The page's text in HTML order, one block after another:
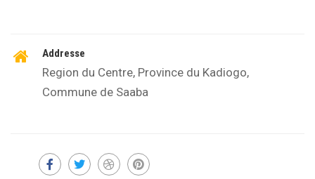
Addresse
Region du Centre, Province du Kadiogo,
Commune de Saaba